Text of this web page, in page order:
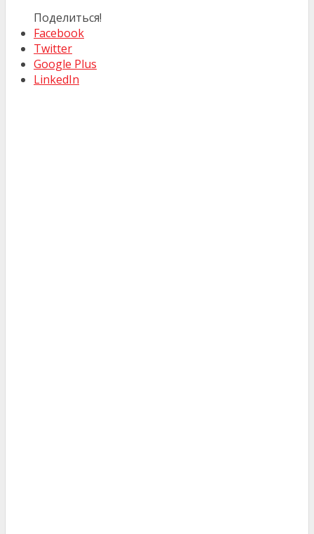
Поделиться!
Facebook
Twitter
Google Plus
LinkedIn